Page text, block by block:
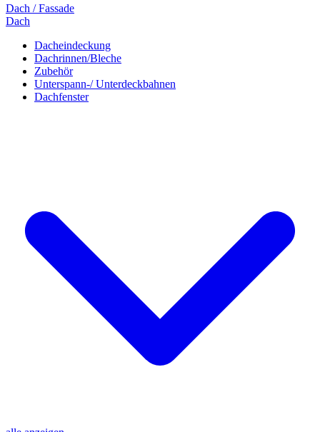
Dach / Fassade
Dach
Dacheindeckung
Dachrinnen/Bleche
Zubehör
Unterspann-/ Unterdeckbahnen
Dachfenster